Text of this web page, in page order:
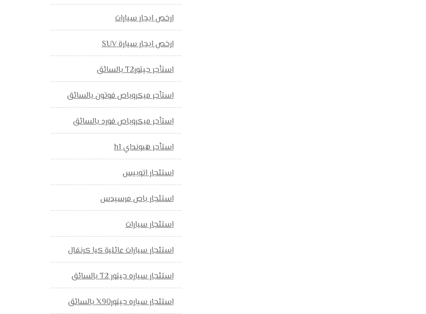
ارخص ايجار سيارات
ارخص ايجار سيارة SUV
استأجر جيتورT2 بالسائق
استأجر ميكروباص فوتون بالسائق
استأجر ميكروباص فورد بالسائق
استأجر هيونداي h1
استئجار اتوبيس
استئجار باص مرسيدس
استئجار سيارات
استئجار سيارات عائلية كيا كرنفال
استئجار سياره جيتور T2 بالسائق
استئجار سياره جيتورX90 بالسائق